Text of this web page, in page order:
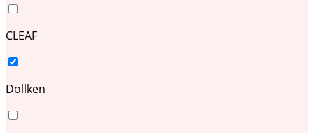
CLEAF
Dollken